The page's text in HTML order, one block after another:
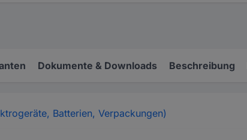
Dokumente & Downloads Beschreibung
Batterien, Verpackungen)